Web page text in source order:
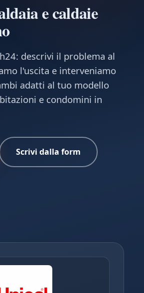
e caldaie
descrivi il problema al
l'uscita e interveniamo
adatti al tuo modello
e condomini in
Scrivi dalla form